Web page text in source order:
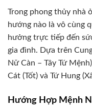
Trong phong thủy nhà
hướng nào là vô cùng
hưởng trực tiếp đến
gia đình. Dựa trên
Nữ Càn – Tây Tứ
Cát (Tốt) và Tứ Hung
Hướng Hợp Mệnh